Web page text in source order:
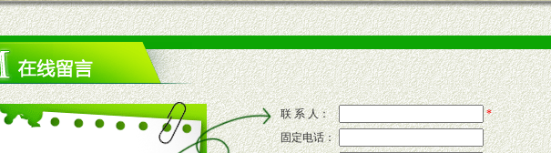
业信誉和资金实力。
良好的终端网点和销售渠道。
务团队能力覆盖区域的流通渠道，孕婴童渠道，医药渠道并为之提供配送服务。
市场操作意识，投入意识和配合意识。
牌的知名度，美誉度。
联 系 人：
*
固定电话：